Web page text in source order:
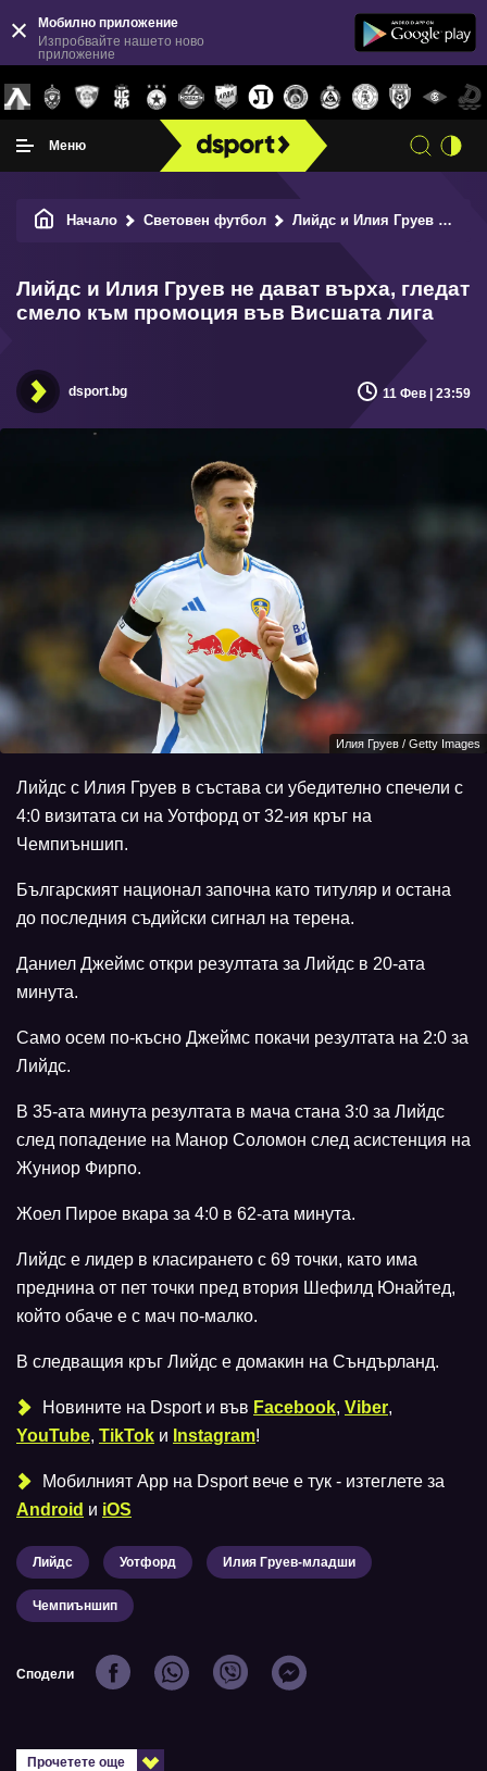
Мобилно приложение
Изпробвайте нашето ново
приложение
Меню
Начало Световен футбол Лийдс и Илия Груев не дават върха, гледат смело към промоция във Висшата лига
Лийдс и Илия Груев не дават върха, гледат
смело към промоция във Висшата лига
dsport.bg 11 Фев | 23:59
Илия Груев / Getty Images
Лийдс с Илия Груев в състава си убедително спечели с
4:0 визитата си на Уотфорд от 32-ия кръг на
Чемпиъншип.
Българският национал започна като титуляр и остана
до последния съдийски сигнал на терена.
Даниел Джеймс откри резултата за Лийдс в 20-ата
минута.
Само осем по-късно Джеймс покачи резултата на 2:0 за
Лийдс.
В 35-ата минута резултата в мача стана 3:0 за Лийдс
след попадение на Манор Соломон след асистенция на
Жуниор Фирпо.
Жоел Пирое вкара за 4:0 в 62-ата минута.
Лийдс е лидер в класирането с 69 точки, като има
преднина от пет точки пред втория Шефилд Юнайтед,
който обаче е с мач по-малко.
В следващия кръг Лийдс е домакин на Съндърланд.
Новините на Dsport и във Facebook, Viber,
YouTube, TikTok и Instagram!
Мобилният Аpp на Dsport вече е тук - изтеглете за
Android и iOS
Лийдс Уотфорд Илия Груев-младши
Чемпиъншип
Сподели
Прочетете още